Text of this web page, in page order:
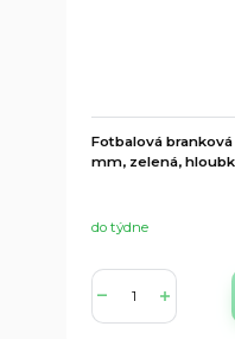
Fotbalová
mm, zelená,
do týdne